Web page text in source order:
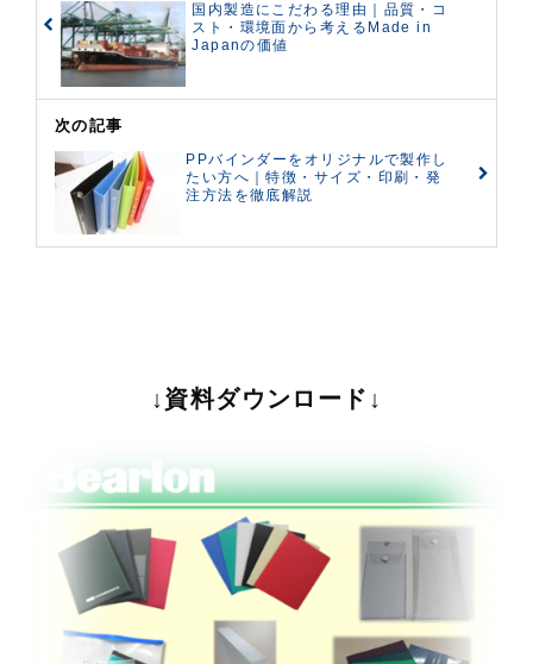
国内製造にこだわる理由｜品質・コ
スト・環境面から考えるMade in
Japanの価値
次の記事
PPバインダーをオリジナルで製作し
たい方へ｜特徴・サイズ・印刷・発
注方法を徹底解説
↓資料ダウンロード↓